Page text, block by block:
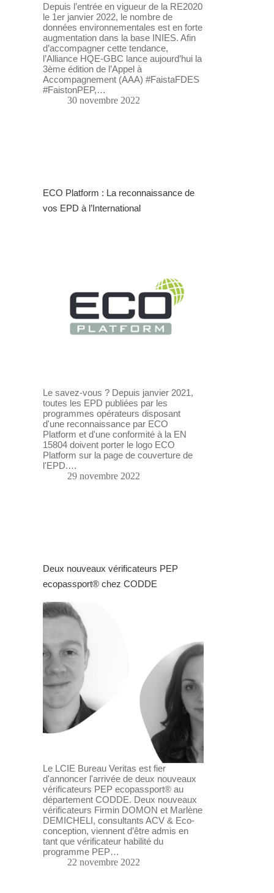
Depuis l’entrée en vigueur de la RE2020
le 1er janvier 2022, le nombre de
données environnementales est en forte
augmentation dans la base INIES. Afin
d’accompagner cette tendance,
l’Alliance HQE-GBC lance aujourd’hui la
3ème édition de l’Appel à
Accompagnement (AAA) #FaistaFDES
#FaistonPEP,…
30 novembre 2022
ECO Platform : La reconnaissance de
vos EPD à l’International
Le savez-vous ? Depuis janvier 2021,
toutes les EPD publiées par les
programmes opérateurs disposant
d'une reconnaissance par ECO
Platform et d'une conformité à la EN
15804 doivent porter le logo ECO
Platform sur la page de couverture de
l'EPD.…
29 novembre 2022
Deux nouveaux vérificateurs PEP
ecopassport® chez CODDE
Le LCIE Bureau Veritas est fier
d'annoncer l'arrivée de deux nouveaux
vérificateurs PEP ecopassport® au
département CODDE. Deux nouveaux
vérificateurs Firmin DOMON et Marlène
DEMICHELI, consultants ACV & Eco-
conception, viennent d’être admis en
tant que vérificateur habilité du
programme PEP…
22 novembre 2022